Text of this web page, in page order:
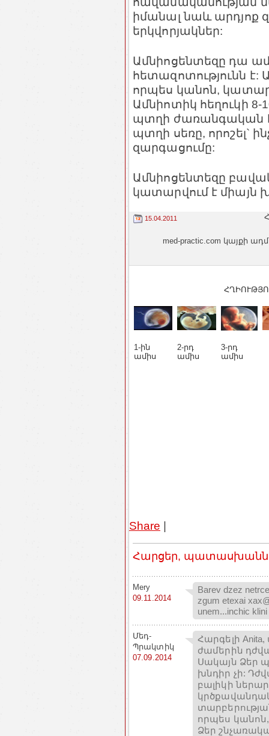
իմանալ նաև արդյոք
երկվորյակներ:
Ամնիոցենտեզը դա
հետազոտությունն է:
որպես կանոն,
Ամնիոտիկ հեղուկի 8-
պտղի ժառանգական
պտղի սեռը, որոշել`
զարգացումը:
Ամնիոցենտեզը
կատարվում է միայն
15.04.2011
med-practic.com կայքի
1-ին
ամիս
2-րդ
ամիս
3-րդ
ամիս
Share |
Հարցեր,
Mery
09.11.2014
Barev dzez
zgum etexai
unem...inchic
Մեդ-
Պրակտիկ
07.09.2014
Հարգելի
ժամերին
Սակայն Ձեր
խնդիր չի:
բալիկի
որպես
Ձեր